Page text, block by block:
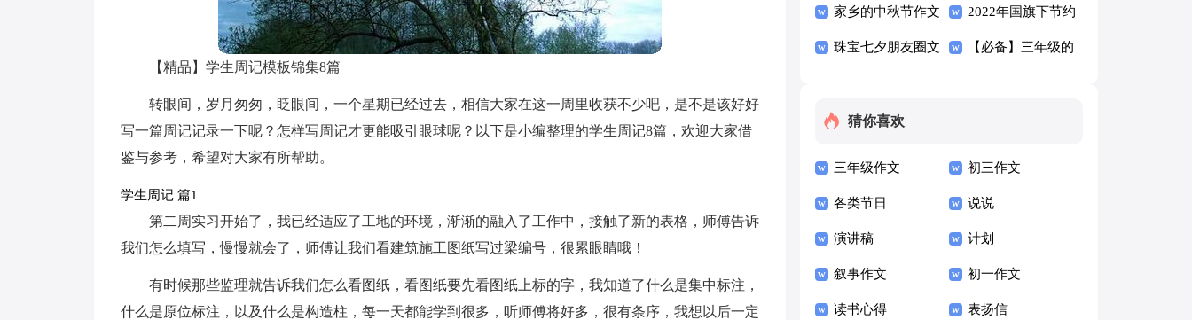
【精品】学生周记模板锦集8篇
转眼间，岁月匆匆，眨眼间，一个星期已经过去，相信大家在这一周里收获不少吧，是不是该好好
写一篇周记记录一下呢？怎样写周记才更能吸引眼球呢？以下是小编整理的学生周记8篇，欢迎大家借
鉴与参考，希望对大家有所帮助。
学生周记 篇1
第二周实习开始了，我已经适应了工地的环境，渐渐的融入了工作中，接触了新的表格，师傅告诉
我们怎么填写，慢慢就会了，师傅让我们看建筑施工图纸写过梁编号，很累眼睛哦！
有时候那些监理就告诉我们怎么看图纸，看图纸要先看图纸上标的字，我知道了什么是集中标注，
什么是原位标注，以及什么是构造柱，每一天都能学到很多，听师傅将好多，很有条序，我想以后一定
篇 文13篇
家乡的中秋节作文
15篇
2022年国旗下节约
粮食讲话稿（精选
珠宝七夕朋友圈文 【必备】三年级的
猜你喜欢
三年级作文 初三作文
各类节日 说说
演讲稿 计划
叙事作文 初一作文
读书心得 表扬信